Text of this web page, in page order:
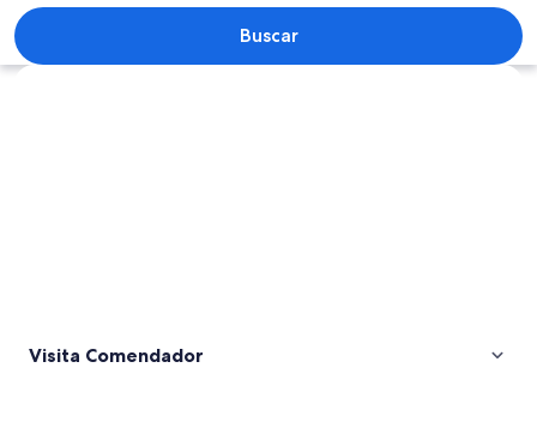
Buscar
Explorar mapa
Visita Comendador